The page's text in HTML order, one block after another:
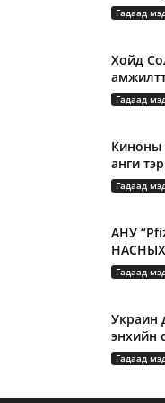
Гадаад
Хойд
Гадаад
Киноны
анги
Гадаад
АНУ
Гадаад
Украин
энхийн
Гадаад